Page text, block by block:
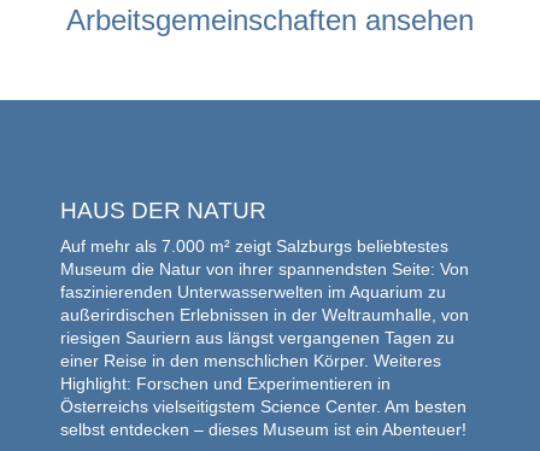
Arbeitsgemeinschaften ansehen
HAUS DER NATUR
Auf mehr als 7.000 m² zeigt Salzburgs beliebtestes
Museum die Natur von ihrer spannendsten Seite: Von
faszinierenden Unterwasserwelten im Aquarium zu
außerirdischen Erlebnissen in der Weltraumhalle, von
riesigen Sauriern aus längst vergangenen Tagen zu
einer Reise in den menschlichen Körper. Weiteres
Highlight: Forschen und Experimentieren in
Österreichs vielseitigstem Science Center. Am besten
selbst entdecken – dieses Museum ist ein Abenteuer!